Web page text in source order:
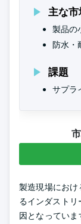
主な
製品の
防水・
課題
サプラ
製造現場にお
るインダストリ
因となってい